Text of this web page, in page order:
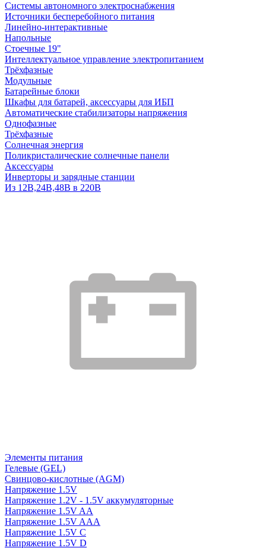
Системы автономного электроснабжения
Источники бесперебойного питания
Линейно-интерактивные
Напольные
Стоечные 19"
Интеллектуальное управление электропитанием
Трёхфазные
Модульные
Батарейные блоки
Шкафы для батарей, аксессуары для ИБП
Автоматические стабилизаторы напряжения
Однофазные
Трёхфазные
Солнечная энергия
Поликристалические солнечные панели
Аксессуары
Инверторы и зарядные станции
Из 12В,24В,48В в 220В
Элементы питания
Гелевые (GEL)
Свинцово-кислотные (AGM)
Напряжение 1.5V
Напряжение 1.2V - 1.5V аккумуляторные
Напряжение 1.5V AA
Напряжение 1.5V AAA
Напряжение 1.5V C
Напряжение 1.5V D